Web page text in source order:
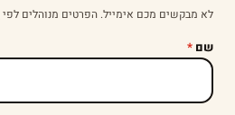
לא מבקשים מכם אימייל. הפרטים מנוהלים לפי
שם *